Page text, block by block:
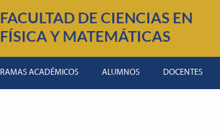
ACADÉMICOS ALUMNOS DOCENTES